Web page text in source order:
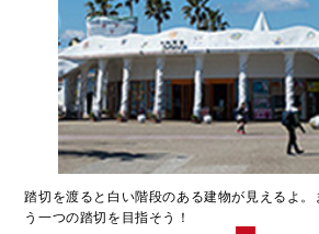
踏切を渡ると白い階段のある建物が見えるよ
う一つの踏切を目指そう！